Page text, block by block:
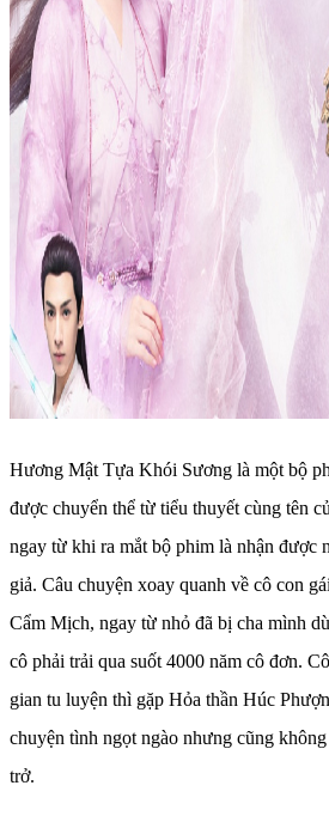
Hương Mật Tựa Khói Sương là một bộ
được chuyển thể từ tiểu thuyết cùng tên
ngay từ khi ra mắt bộ phim là nhận được
giả. Câu chuyện xoay quanh về cô con
Cẩm Mịch, ngay từ nhỏ đã bị cha mình
cô phải trải qua suốt 4000 năm cô đơn.
gian tu luyện thì gặp Hỏa thần Húc
chuyện tình ngọt ngào nhưng cũng
trở.